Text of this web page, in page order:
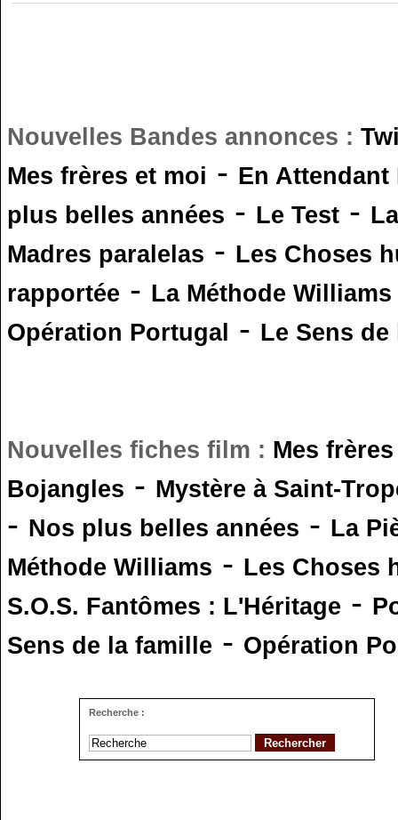
Nouvelles Bandes annonces :
Mes frères et moi - En
plus belles années - Le Test -
Madres paralelas - Les Choses
rapportée - La Méthode Williams
Opération Portugal - Le Sens
Nouvelles fiches film : Mes
Bojangles - Mystère à Saint-
- Nos plus belles années - La
Méthode Williams - Les Choses
S.O.S. Fantômes : L'Héritage -
Sens de la famille - Opération
Recherche :